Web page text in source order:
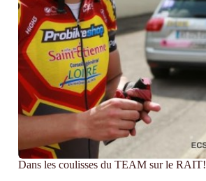
Dans les coulisses du TEAM sur le RAIT!